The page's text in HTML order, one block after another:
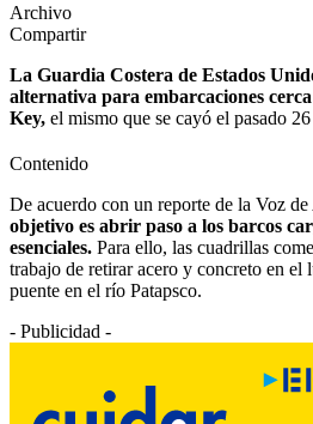
Archivo
Compartir
La Guardia Costera de Estados
alternativa para embarcaciones
Key, el mismo que se cayó el pasado
Contenido
De acuerdo con un reporte de la Voz
objetivo es abrir paso a los barcos
esenciales. Para ello, las cuadrillas
trabajo de retirar acero y concreto en el
puente en el río Patapsco.
- Publicidad -